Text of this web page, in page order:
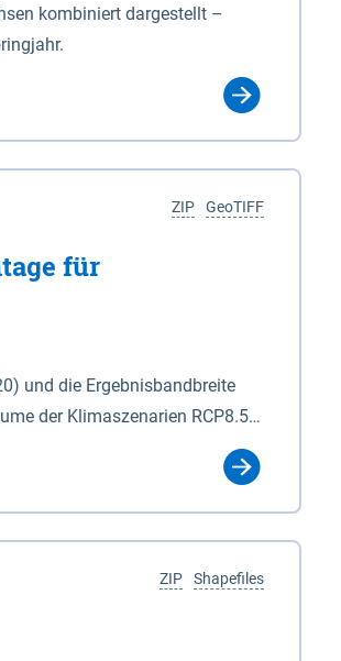
kombiniert dargestellt –
GeoTIFF
ZIP
für
und die Ergebnisbandbreite
der Klimaszenarien RCP8.5
Hydrologisches Winterhalbjahr
mit Klassenname und
Shapefiles
ZIP